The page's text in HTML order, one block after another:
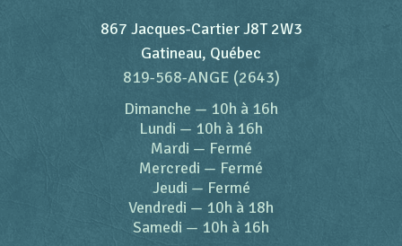
867 Jacques-Cartier J8T 2W3
Gatineau, Québec
819-568-ANGE (2643)
Dimanche — 10h à 16h
Lundi — 10h à 16h
Mardi — Fermé
Mercredi — Fermé
Jeudi — Fermé
Vendredi — 10h à 18h
Samedi — 10h à 16h